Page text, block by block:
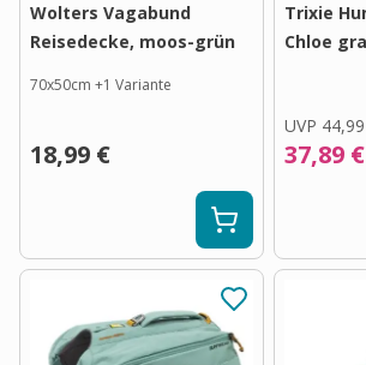
Wolters Vagabund
Reisedecke, moos-grün
70x50cm +1 Variante
18,99 €
Trixie
Chloe
UVP
37,89 €